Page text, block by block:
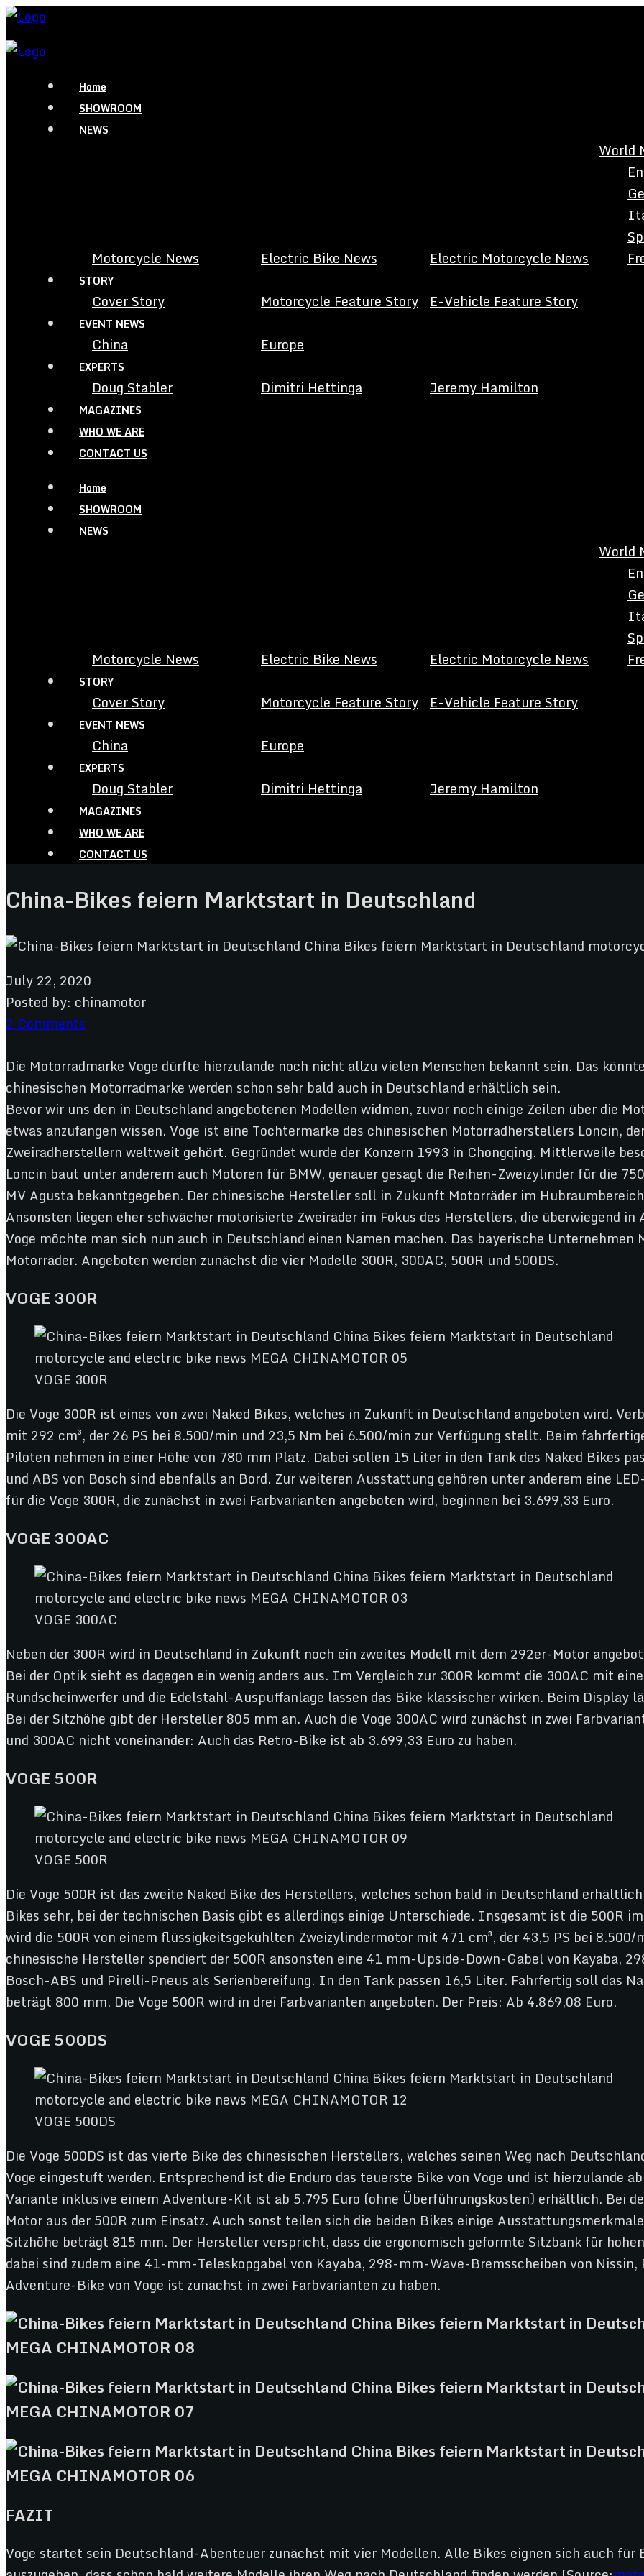
Home
SHOWROOM
NEWS
Motorcycle News Electric Bike News Electric Motorcycle News
World
STORY
Cover Story Motorcycle Feature Story E-Vehicle Feature Story
EVENT NEWS
China Europe
EXPERTS
Doug Stabler Dimitri Hettinga Jeremy Hamilton
MAGAZINES
WHO WE ARE
CONTACT US
Home
SHOWROOM
NEWS
Motorcycle News Electric Bike News Electric Motorcycle News
World
STORY
Cover Story Motorcycle Feature Story E-Vehicle Feature Story
EVENT NEWS
China Europe
EXPERTS
Doug Stabler Dimitri Hettinga Jeremy Hamilton
MAGAZINES
WHO WE ARE
CONTACT US
China-Bikes feiern Marktstart in Deutschland
July 22, 2020
Posted by: chinamotor
2 Comments
Die Motorradmarke Voge dürfte hierzulande noch nicht allzu vielen Menschen bekannt sein. Das
chinesischen Motorradmarke werden schon sehr bald auch in Deutschland erhältlich sein.
Bevor wir uns den in Deutschland angebotenen Modellen widmen, zuvor noch einige Zeilen über die
etwas anzufangen wissen. Voge ist eine Tochtermarke des chinesischen Motorradherstellers Loncin,
Zweiradherstellern weltweit gehört. Gegründet wurde der Konzern 1993 in Chongqing. Mittlerweile
Loncin baut unter anderem auch Motoren für BMW, genauer gesagt die Reihen-Zweizylinder für die
MV Agusta bekanntgegeben. Der chinesische Hersteller soll in Zukunft Motorräder im
Ansonsten liegen eher schwächer motorisierte Zweiräder im Fokus des Herstellers, die überwiegend
Voge möchte man sich nun auch in Deutschland einen Namen machen. Das bayerische
Motorräder. Angeboten werden zunächst die vier Modelle 300R, 300AC, 500R und 500DS.
VOGE 300R
VOGE 300R
Die Voge 300R ist eines von zwei Naked Bikes, welches in Zukunft in Deutschland angeboten wird.
mit 292 cm³, der 26 PS bei 8.500/min und 23,5 Nm bei 6.500/min zur Verfügung stellt. Beim
Piloten nehmen in einer Höhe von 780 mm Platz. Dabei sollen 15 Liter in den Tank des Naked Bikes
und ABS von Bosch sind ebenfalls an Bord. Zur weiteren Ausstattung gehören unter anderem eine
für die Voge 300R, die zunächst in zwei Farbvarianten angeboten wird, beginnen bei 3.699,33 Euro.
VOGE 300AC
VOGE 300AC
Neben der 300R wird in Deutschland in Zukunft noch ein zweites Modell mit dem 292er-Motor
Bei der Optik sieht es dagegen ein wenig anders aus. Im Vergleich zur 300R kommt die 300AC mit
Rundscheinwerfer und die Edelstahl-Auspuffanlage lassen das Bike klassischer wirken. Beim
Bei der Sitzhöhe gibt der Hersteller 805 mm an. Auch die Voge 300AC wird zunächst in zwei
und 300AC nicht voneinander: Auch das Retro-Bike ist ab 3.699,33 Euro zu haben.
VOGE 500R
VOGE 500R
Die Voge 500R ist das zweite Naked Bike des Herstellers, welches schon bald in Deutschland
Bikes sehr, bei der technischen Basis gibt es allerdings einige Unterschiede. Insgesamt ist die 500R
wird die 500R von einem flüssigkeitsgekühlten Zweizylindermotor mit 471 cm³, der 43,5 PS bei
chinesische Hersteller spendiert der 500R ansonsten eine 41 mm-Upside-Down-Gabel von Kayaba,
Bosch-ABS und Pirelli-Pneus als Serienbereifung. In den Tank passen 16,5 Liter. Fahrfertig soll das
beträgt 800 mm. Die Voge 500R wird in drei Farbvarianten angeboten. Der Preis: Ab 4.869,08 Euro.
VOGE 500DS
VOGE 500DS
Die Voge 500DS ist das vierte Bike des chinesischen Herstellers, welches seinen Weg nach
Voge eingestuft werden. Entsprechend ist die Enduro das teuerste Bike von Voge und ist hierzulande
Variante inklusive einem Adventure-Kit ist ab 5.795 Euro (ohne Überführungskosten) erhältlich. Bei
Motor aus der 500R zum Einsatz. Auch sonst teilen sich die beiden Bikes einige
Sitzhöhe beträgt 815 mm. Der Hersteller verspricht, dass die ergonomisch geformte Sitzbank für
dabei sind zudem eine 41-mm-Teleskopgabel von Kayaba, 298-mm-Wave-Bremsscheiben von
Adventure-Bike von Voge ist zunächst in zwei Farbvarianten zu haben.
FAZIT
Voge startet sein Deutschland-Abenteuer zunächst mit vier Modellen. Alle Bikes eignen sich auch für